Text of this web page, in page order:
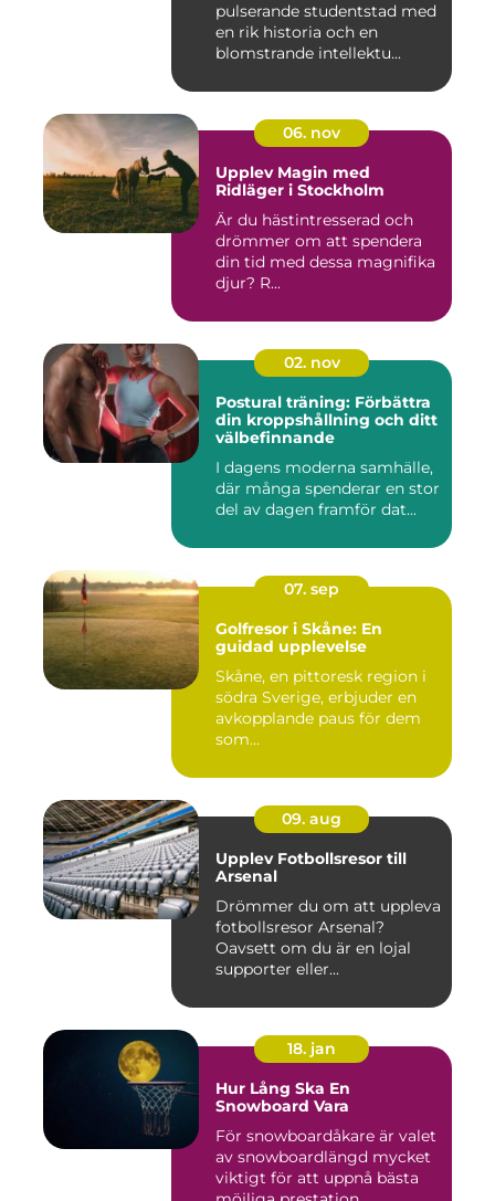
pulserande studentstad med
en rik historia och en
blomstrande intellektu...
06. nov
Upplev Magin med
Ridläger i Stockholm
Är du hästintresserad och
drömmer om att spendera
din tid med dessa magnifika
djur? R...
02. nov
Postural träning: Förbättra
din kroppshållning och ditt
välbefinnande
I dagens moderna samhälle,
där många spenderar en stor
del av dagen framför dat...
07. sep
Golfresor i Skåne: En
guidad upplevelse
Skåne, en pittoresk region i
södra Sverige, erbjuder en
avkopplande paus för dem
som...
09. aug
Upplev Fotbollsresor till
Arsenal
Drömmer du om att uppleva
fotbollsresor Arsenal?
Oavsett om du är en lojal
supporter eller...
18. jan
Hur Lång Ska En
Snowboard Vara
För snowboardåkare är valet
av snowboardlängd mycket
viktigt för att uppnå bästa